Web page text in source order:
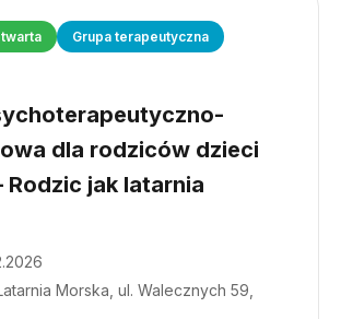
Grupa terapeutyczna
dla rodziców dzieci
Rodzic jak latarnia
Morska, ul. Walecznych 59,